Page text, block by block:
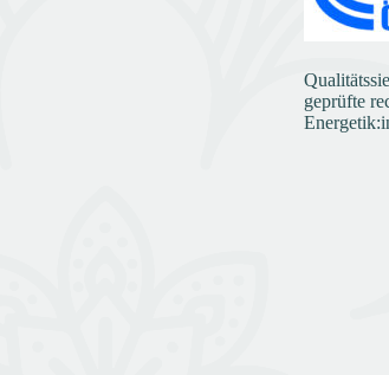
geprüfte